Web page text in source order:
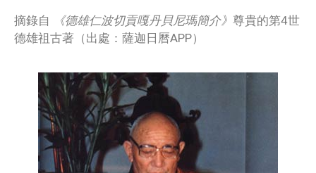
摘錄自 《德雄仁波切貢嘎丹貝尼瑪簡介》 尊貴的第4世
德雄祖古著（出處：薩迦日曆APP）